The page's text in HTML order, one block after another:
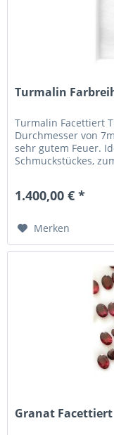
Turmalin
Turmalin Facettiert
Durchmesser von
sehr gutem Feuer.
Schmuckstückes,
1.400,00 € *
Merken
Granat Facettiert